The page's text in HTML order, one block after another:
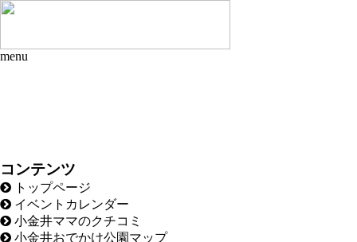
menu
コンテンツ
トップページ
イベントカレンダー
小金井ママのクチコミ
小金井おでかけ公園マップ